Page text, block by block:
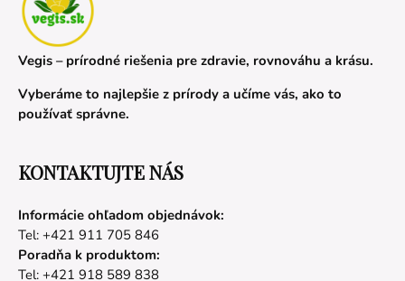
Vegis – prírodné riešenia pre zdravie, rovnováhu a krásu.
Vyberáme to najlepšie z prírody a učíme vás, ako to
používať správne.
KONTAKTUJTE NÁS
Informácie ohľadom objednávok:
Tel: +421 911 705 846
Poradňa k produktom:
Tel: +421 918 589 838